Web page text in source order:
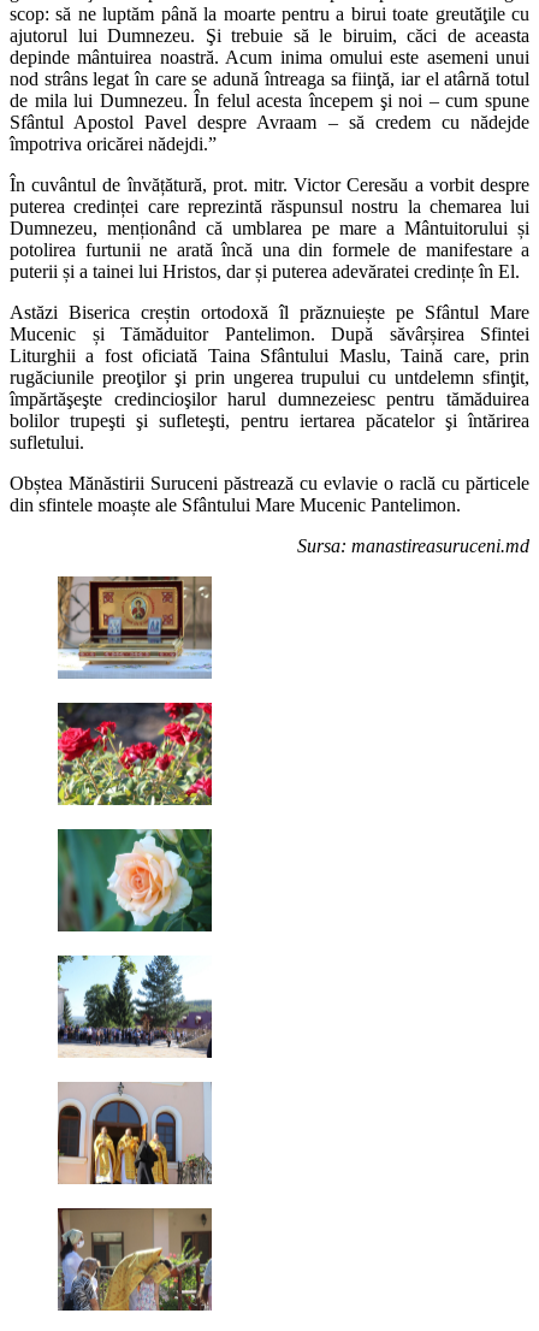
scop: să ne luptăm până la moarte pentru a birui toate greutăţile cu
ajutorul lui Dumnezeu. Şi trebuie să le biruim, căci de aceasta
depinde mântuirea noastră. Acum inima omului este asemeni unui
nod strâns legat în care se adună întreaga sa fiinţă, iar el atârnă totul
de mila lui Dumnezeu. În felul acesta începem şi noi – cum spune
Sfântul Apostol Pavel despre Avraam – să credem cu nădejde
împotriva oricărei nădejdi.”
În cuvântul de învățătură, prot. mitr. Victor Ceresău a vorbit despre
puterea credinței care reprezintă răspunsul nostru la chemarea lui
Dumnezeu, menționând că umblarea pe mare a Mântuitorului și
potolirea furtunii ne arată încă una din formele de manifestare a
puterii și a tainei lui Hristos, dar și puterea adevăratei credințe în El.
Astăzi Biserica creștin ortodoxă îl prăznuiește pe Sfântul Mare
Mucenic și Tămăduitor Pantelimon. După săvârșirea Sfintei
Liturghii a fost oficiată Taina Sfântului Maslu, Taină care, prin
rugăciunile preoţilor şi prin ungerea trupului cu untdelemn sfinţit,
împărtăşeşte credincioşilor harul dumnezeiesc pentru tămăduirea
bolilor trupeşti şi sufleteşti, pentru iertarea păcatelor şi întărirea
sufletului.
Obștea Mănăstirii Suruceni păstrează cu evlavie o raclă cu părticele
din sfintele moaște ale Sfântului Mare Mucenic Pantelimon.
Sursa: manastireasuruceni.md